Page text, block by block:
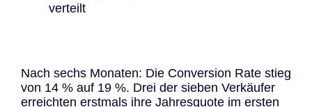
verteilt
Nach sechs Monaten: Die Conversion Rate stieg
von 14 % auf 19 %. Drei der sieben Verkäufer
erreichten erstmals ihre Jahresquote im ersten